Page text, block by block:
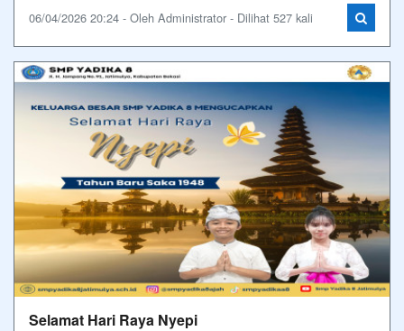
06/04/2026 20:24 - Oleh Administrator - Dilihat 527 kali
Selamat Hari Raya Nyepi